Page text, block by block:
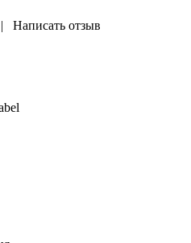
|
Написать отзыв